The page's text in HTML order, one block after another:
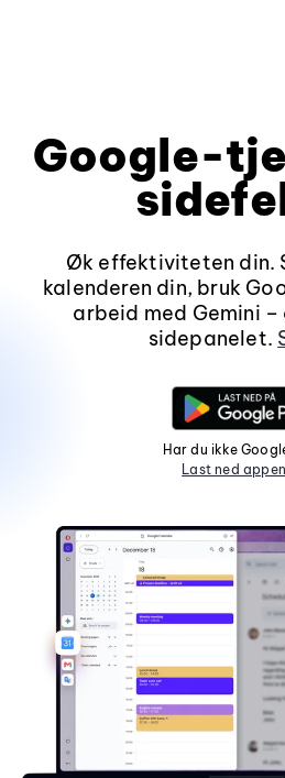
Google-
Øk effektiviteten din.
kalenderen din, bruk
arbeid med Gemini
sidepanelet.
Har du ikke
Last ned